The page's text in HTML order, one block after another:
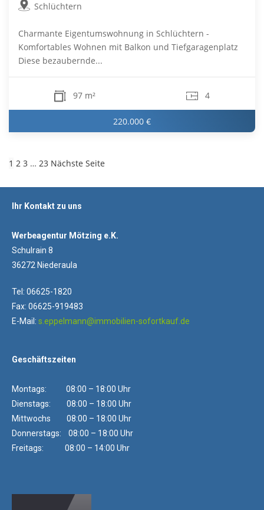
Schlüchtern
Charmante Eigentumswohnung in Schlüchtern -
Komfortables Wohnen mit Balkon und Tiefgaragenplatz
Diese bezaubernde...
97 m² 4
220.000 €
1 2 3 … 23 Nächste Seite
Ihr Kontakt zu uns
Werbeagentur Mötzing e.K.
Schulrain 8
36272 Niederaula
Tel: 06625-1820
Fax: 06625-919483
E-Mail: s.eppelmann@immobilien-sofortkauf.de
Geschäftszeiten
Montags: 08:00 – 18:00 Uhr
Dienstags: 08:00 – 18:00 Uhr
Mittwochs 08:00 – 18:00 Uhr
Donnerstags: 08:00 – 18:00 Uhr
Freitags: 08:00 – 14:00 Uhr